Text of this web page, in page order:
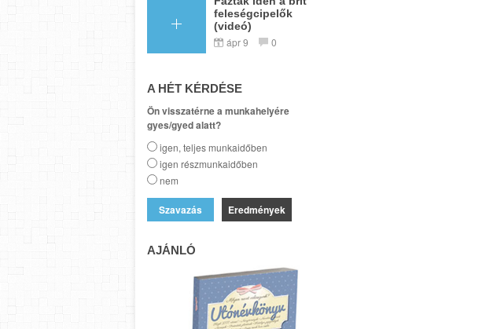
feleségcipelők
(videó)
ápr 9 0
A HÉT KÉRDÉSE
Ön visszatérne a munkahelyére
gyes/gyed alatt?
igen, teljes munkaidőben
igen részmunkaidőben
nem
Eredmények
AJÁNLÓ